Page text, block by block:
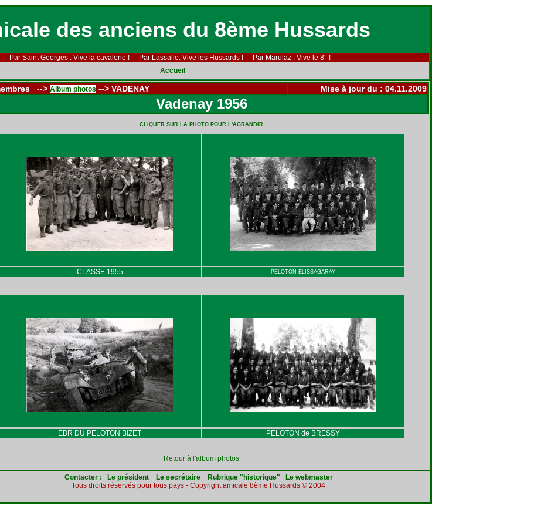
des anciens du 8ème Hussards
Par Saint Georges : Vive la cavalerie ! - Par Lassalle: Vive les Hussards ! - Par Marulaz : Vive le 8° !
Accueil
--> Album photos --> VADENAY Mise à jour du : 04.11.2009
Vadenay 1956
CLIQUER SUR LA PHOTO POUR L'AGRANDIR
CLASSE 1955 PELOTON ELISSAGARAY
EBR DU PELOTON BIZET PELOTON de BRESSY
Retour à l'album photos
Contacter : Le président Le secrétaire Rubrique "historique"
Le webmaster
Tous droits réservés pour tous pays - Copyright amicale 8ème Hussards © 2004